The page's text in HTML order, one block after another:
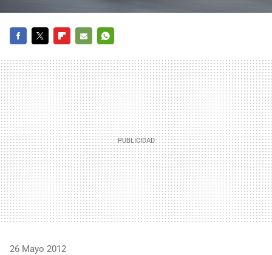
MAIL
26 Mayo 2012